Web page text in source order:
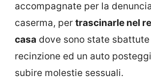
accompagnate per la
caserma, per trascinarle nel
casa dove sono state
recinzione ed un auto
subire molestie sessuali.